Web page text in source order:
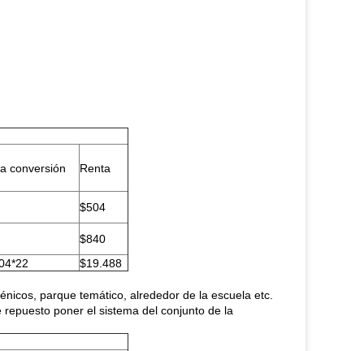
conversión Renta
$504
$840
$19.488
parque temático, alrededor de la escuela etc.
poner el sistema del conjunto de la